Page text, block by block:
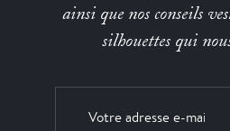
ainsi que nos conseils
silhouettes qui